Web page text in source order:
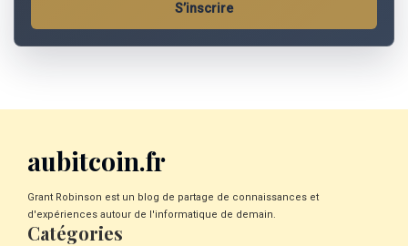
S’inscrire
aubitcoin.fr
Grant Robinson est un blog de partage de connaissances et
d'expériences autour de l'informatique de demain.
Catégories